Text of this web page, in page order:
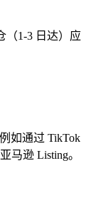
（1-3 日达）应
如通过 TikTok
马逊 Listing。